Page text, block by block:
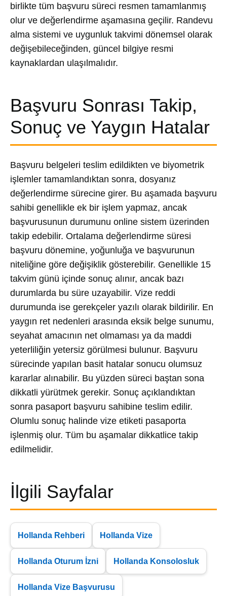
birlikte tüm başvuru süreci resmen tamamlanmış
olur ve değerlendirme aşamasına geçilir. Randevu
alma sistemi ve uygunluk takvimi dönemsel olarak
değişebileceğinden, güncel bilgiye resmi
kaynaklardan ulaşılmalıdır.
Başvuru Sonrası Takip,
Sonuç ve Yaygın Hatalar
Başvuru belgeleri teslim edildikten ve biyometrik
işlemler tamamlandıktan sonra, dosyanız
değerlendirme sürecine girer. Bu aşamada başvuru
sahibi genellikle ek bir işlem yapmaz, ancak
başvurusunun durumunu online sistem üzerinden
takip edebilir. Ortalama değerlendirme süresi
başvuru dönemine, yoğunluğa ve başvurunun
niteliğine göre değişiklik gösterebilir. Genellikle 15
takvim günü içinde sonuç alınır, ancak bazı
durumlarda bu süre uzayabilir. Vize reddi
durumunda ise gerekçeler yazılı olarak bildirilir. En
yaygın ret nedenleri arasında eksik belge sunumu,
seyahat amacının net olmaması ya da maddi
yeterliliğin yetersiz görülmesi bulunur. Başvuru
sürecinde yapılan basit hatalar sonucu olumsuz
kararlar alınabilir. Bu yüzden süreci baştan sona
dikkatli yürütmek gerekir. Sonuç açıklandıktan
sonra pasaport başvuru sahibine teslim edilir.
Olumlu sonuç halinde vize etiketi pasaporta
işlenmiş olur. Tüm bu aşamalar dikkatlice takip
edilmelidir.
İlgili Sayfalar
Hollanda Rehberi Hollanda Vize
Hollanda Oturum İzni Hollanda Konsolosluk
Hollanda Vize Başvurusu